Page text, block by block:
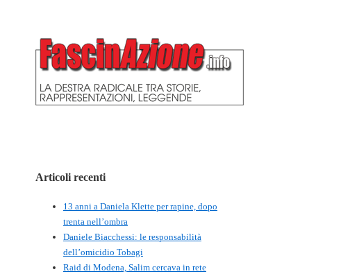
Articoli recenti
13 anni a Daniela Klette per rapine, dopo
trenta nell’ombra
Daniele Biacchessi: le responsabilità
dell’omicidio Tobagi
Raid di Modena, Salim cercava in rete